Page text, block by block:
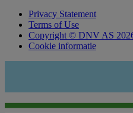
Privacy Statement
Terms of Use
Copyright © DNV AS
Cookie informatie